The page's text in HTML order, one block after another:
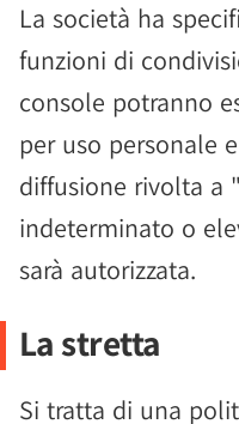
La società ha
funzioni di
console potranno
per uso personale
diffusione rivolta a
indeterminato o
sarà autorizzata.
La stretta
Si tratta di una